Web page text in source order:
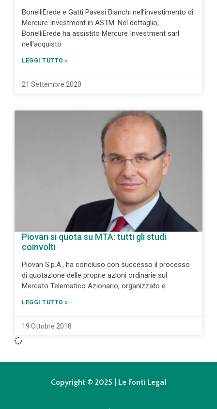
BonelliErede e Gatti Pavesi Bianchi nell’investimento di
Mercure Investment in ASTM. Nel dettaglio,
BonelliErede ha assistito Mercure Investment sarl
nell’acquisto
LEGGI TUTTO »
21 Settembre 2020
Piovan si quota su MTA: tutti gli studi
coinvolti
Piovan S.p.A., ha concluso con successo il processo
di quotazione delle proprie azioni ordinarie sul
Mercato Telematico Azionario, organizzato e
LEGGI TUTTO »
19 Ottobre 2018
Copyright © 2025 | Le Fonti Legal